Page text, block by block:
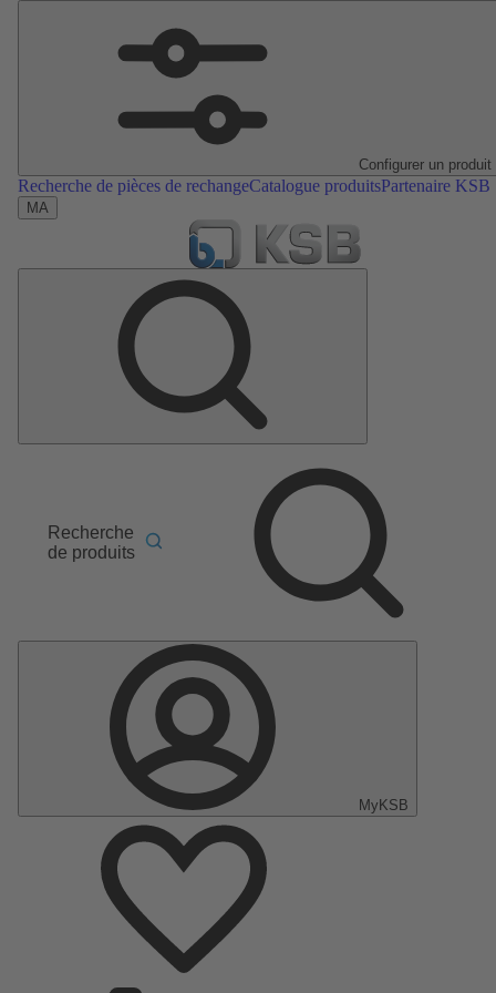
Configurer un produit
Recherche de pièces de rechangeCatalogue produitsPartenaire KSB
MA
Recherche
de produits
MyKSB